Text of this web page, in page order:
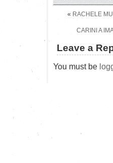
« RACHELE
CARINI A
Leave a
You must be